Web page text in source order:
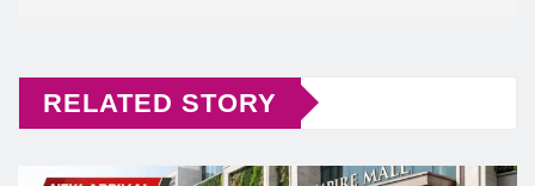
RELATED STORY